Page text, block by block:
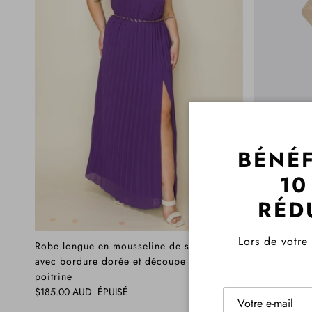
Robe longue en mousseline de soie
avec bordure dorée et découpe sur la
poitrine
Prix habituel
$185.00 AUD ÉPUISÉ
Robe mi-
Lors de votre